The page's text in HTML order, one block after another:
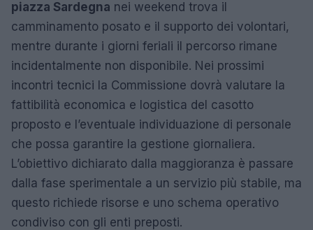
piazza Sardegna nei weekend trova il
camminamento posato e il supporto dei volontari,
mentre durante i giorni feriali il percorso rimane
incidentalmente non disponibile. Nei prossimi
incontri tecnici la Commissione dovrà valutare la
fattibilità economica e logistica del casotto
proposto e l’eventuale individuazione di personale
che possa garantire la gestione giornaliera.
L’obiettivo dichiarato dalla maggioranza è passare
dalla fase sperimentale a un servizio più stabile, ma
questo richiede risorse e uno schema operativo
condiviso con gli enti preposti.